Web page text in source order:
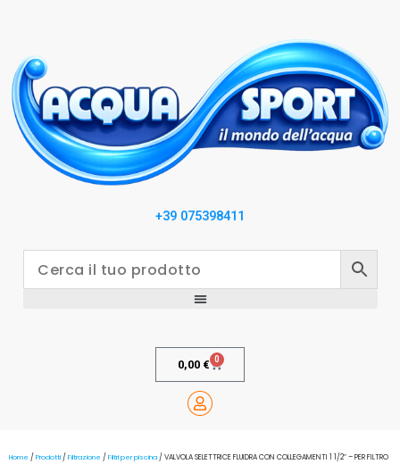
+39 075398411
0,00 € 0
Home / Prodotti/ Filtrazione / Filtri per piscina / VALVOLA SELETTRICE FLUIDRA CON COLLEGAMENTI 1 1/2″ – PER FILTRO